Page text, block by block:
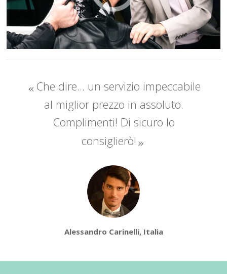
Che dire... un servizio impeccabile
al miglior prezzo in assoluto.
Complimenti! Di sicuro lo
consiglierò!
Alessandro Carinelli, Italia